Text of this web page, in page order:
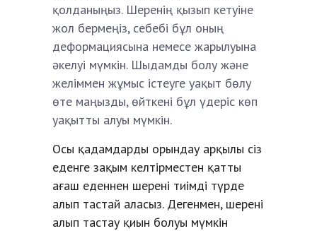
қолданыңыз. Шеренің қызып кетуіне
жол бермеңіз, себебі бұл оның
деформациясына немесе жарылуына
әкелуі мүмкін. Шыдамды болу және
желіммен жұмыс істеуге уақыт бөлу
өте маңызды, өйткені бұл үдеріс көп
уақытты алуы мүмкін.
Осы қадамдарды орындау арқылы сіз
еденге зақым келтірместен қатты
ағаш еденнен шерені тиімді түрде
алып тастай аласыз. Дегенмен, шерені
алып тастау қиын болуы мүмкін